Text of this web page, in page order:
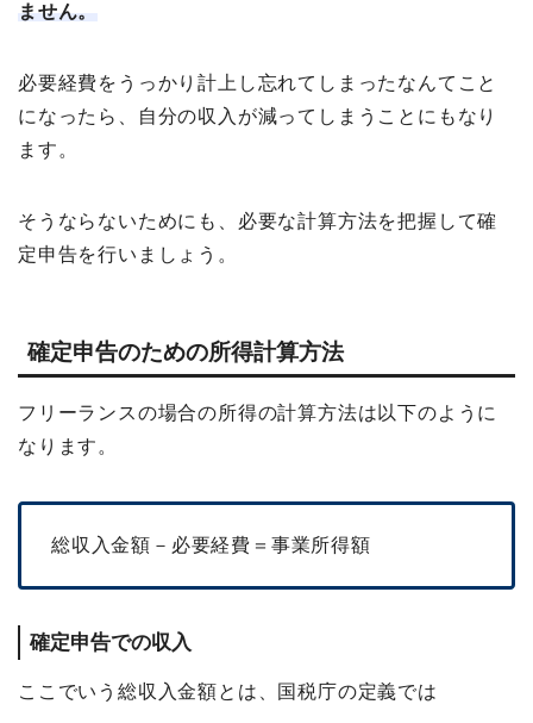
ません。
必要経費をうっかり計上し忘れてしまったなんてこと
になったら、自分の収入が減ってしまうことにもなり
ます。
そうならないためにも、必要な計算方法を把握して確
定申告を行いましょう。
確定申告のための所得計算方法
フリーランスの場合の所得の計算方法は以下のように
なります。
総収入金額－必要経費＝事業所得額
確定申告での収入
ここでいう総収入金額とは、国税庁の定義では